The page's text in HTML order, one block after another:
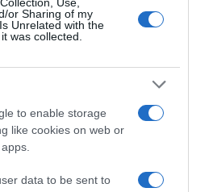
or Sharing of my
Unrelated with the
was collected.
to enable storage
like cookies on web or
data to be sent to